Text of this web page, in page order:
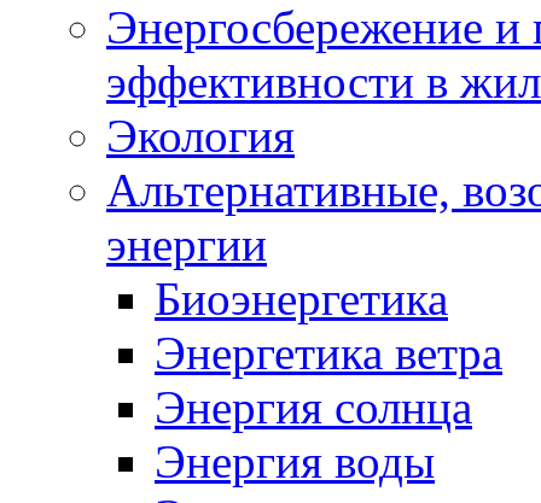
Энергосбережение и
эффективности в
Экология
Альтернативные,
энергии
Биоэнергетика
Энергетика ветра
Энергия солнца
Энергия воды